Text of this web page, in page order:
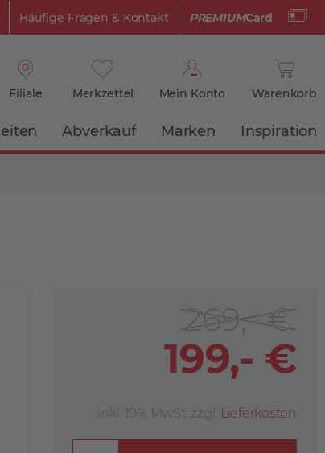
PREMIUMCard
Häufige Fragen & Kontakt
Filiale Merkzettel Mein Konto Warenkorb
Abverkauf Marken Inspiration
199,- €
269,- €
inkl. 19% MwSt. zzgl. Lieferkosten